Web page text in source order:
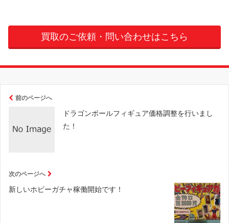
買取のご依頼・問い合わせはこちら
前のページへ
ドラゴンボールフィギュア価格調整を行いまし
た！
次のページへ
新しいホビーガチャ稼働開始です！